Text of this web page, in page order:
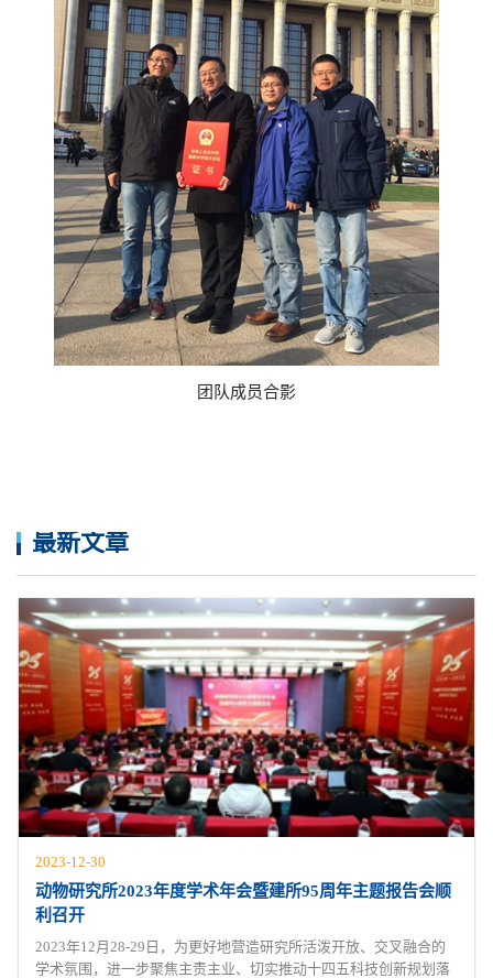
团队成员合影
最新文章
2023-12-30
动物研究所2023年度学术年会暨建所95周年主题报告会顺
利召开
2023年12月28-29日，为更好地营造研究所活泼开放、交叉融合的
学术氛围，进一步聚焦主责主业、切实推动十四五科技创新规划落